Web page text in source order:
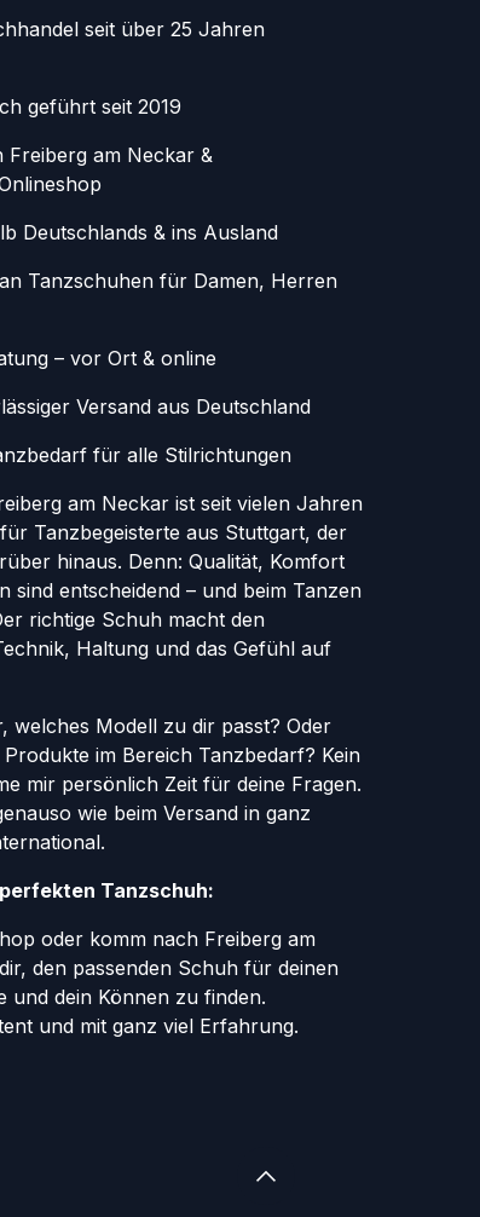
seit über 25 Jahren
geführt seit 2019
am Neckar &
Deutschlands & ins Ausland
Tanzschuhen für Damen, Herren
– vor Ort & online
Versand aus Deutschland
für alle Stilrichtungen
am Neckar ist seit vielen Jahren
Tanzbegeisterte aus Stuttgart, der
hinaus. Denn: Qualität, Komfort
sind entscheidend – und beim Tanzen
richtige Schuh macht den
Haltung und das Gefühl auf
welches Modell zu dir passt? Oder
im Bereich Tanzbedarf? Kein
mir persönlich Zeit für deine Fragen.
wie beim Versand in ganz
Tanzschuh:
oder komm nach Freiberg am
den passenden Schuh für deinen
und dein Können zu finden.
und mit ganz viel Erfahrung.